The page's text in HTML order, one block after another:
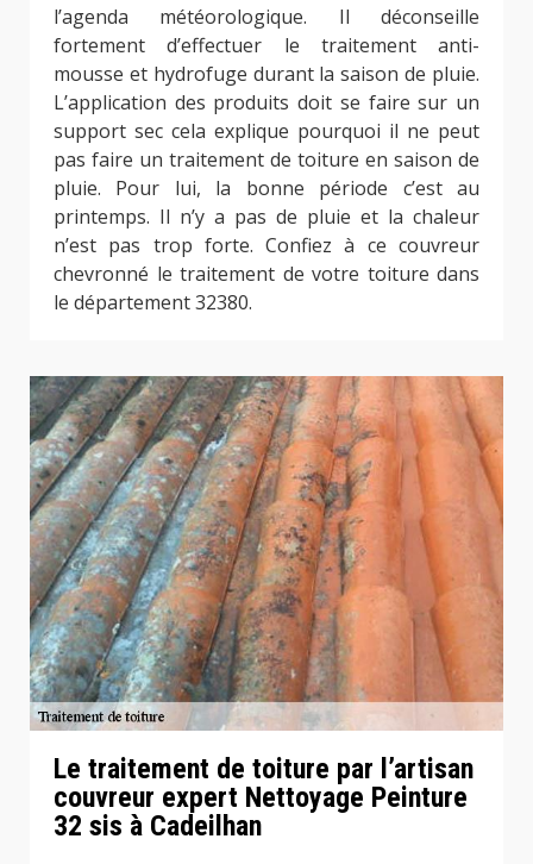
l’agenda météorologique. Il déconseille
fortement d’effectuer le traitement anti-
mousse et hydrofuge durant la saison de pluie.
L’application des produits doit se faire sur un
support sec cela explique pourquoi il ne peut
pas faire un traitement de toiture en saison de
pluie. Pour lui, la bonne période c’est au
printemps. Il n’y a pas de pluie et la chaleur
n’est pas trop forte. Confiez à ce couvreur
chevronné le traitement de votre toiture dans
le département 32380.
Le traitement de toiture par l’artisan
couvreur expert Nettoyage Peinture
32 sis à Cadeilhan